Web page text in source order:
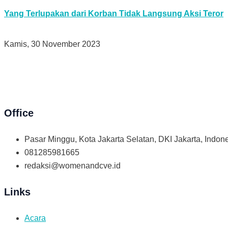
Yang Terlupakan dari Korban Tidak Langsung Aksi Teror
Kamis, 30 November 2023
Office
Pasar Minggu, Kota Jakarta Selatan, DKI Jakarta,
081285981665
redaksi@womenandcve.id
Links
Acara